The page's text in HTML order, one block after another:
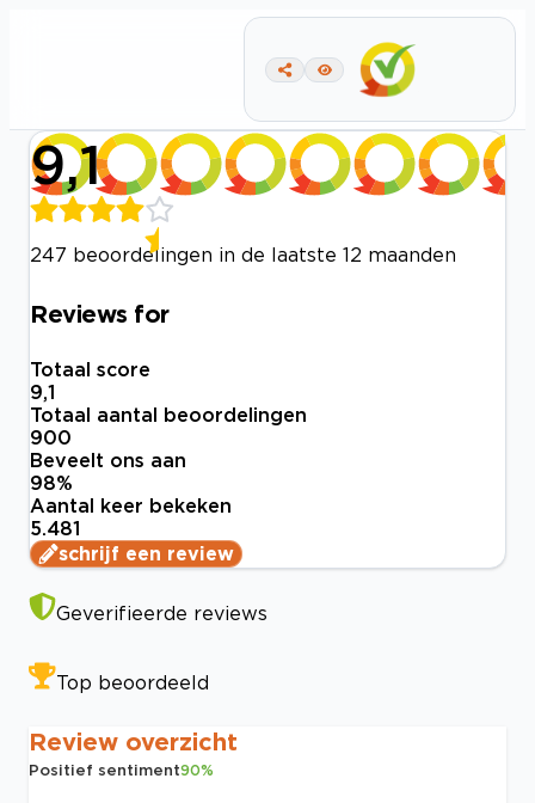
9,1
247 beoordelingen in de laatste 12 maanden
Reviews for
Totaal score
9,1
Totaal aantal beoordelingen
900
Beveelt ons aan
98%
Aantal keer bekeken
5.481
schrijf een review
Geverifieerde reviews
Top beoordeeld
Review overzicht
Positief sentiment90%